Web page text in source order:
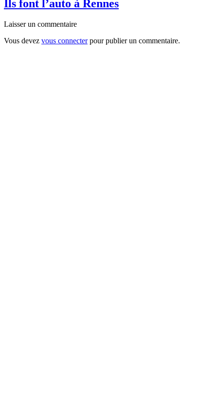
Ils font l’auto à Rennes
Laisser un commentaire
Vous devez vous connecterpour publier un commentaire.